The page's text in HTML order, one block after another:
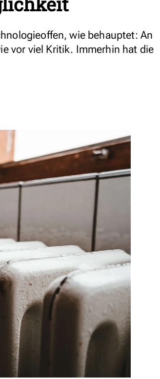
wie behauptet: An
vor viel Kritik. Immerhin hat die